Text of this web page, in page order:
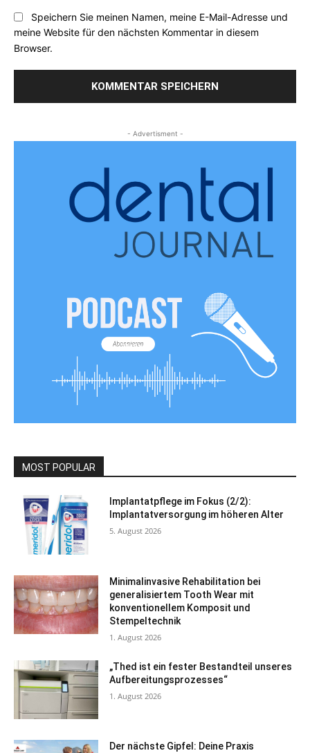
Speichern Sie meinen Namen, meine E-Mail-Adresse und
meine Website für den nächsten Kommentar in diesem
Browser.
- Advertisment -
MOST POPULAR
Implantatpflege im Fokus (2/2):
Implantatversorgung im höheren Alter
5. August 2026
Minimalinvasive Rehabilitation bei
generalisiertem Tooth Wear mit
konventionellem Komposit und
Stempeltechnik
1. August 2026
„Thed ist ein fester Bestandteil unseres
Aufbereitungsprozesses“
1. August 2026
Der nächste Gipfel: Deine Praxis